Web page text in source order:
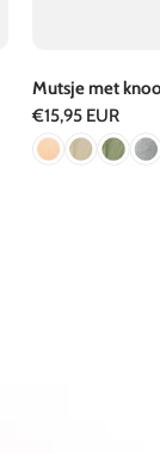
Mutsje met
Normale
prijs
€15,95 EUR